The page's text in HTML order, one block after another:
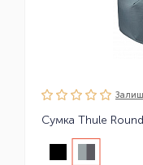
Сумка Thule